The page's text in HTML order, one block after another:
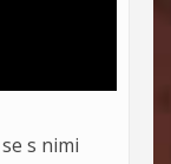
s nimi